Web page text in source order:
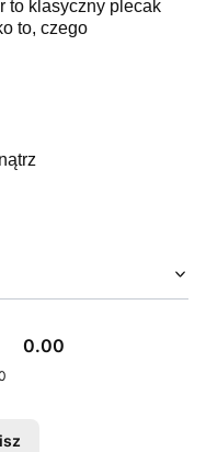
to klasyczny plecak
to, czego
0.00